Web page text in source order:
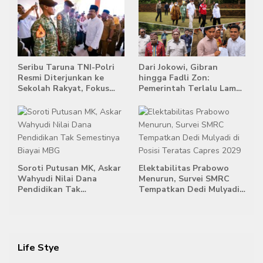
Seribu Taruna TNI-Polri
Resmi Diterjunkan ke
Sekolah Rakyat, Fokus
Kemandirian Siswa
Dari Jokowi, Gibran
hingga Fadli Zon:
Pemerintah Terlalu Lama
Stockpile Batu Bara Masih
Mengepung Candi Muaro
Jambi
Soroti Putusan MK, Askar
Wahyudi Nilai Dana
Pendidikan Tak
Elektabilitas Prabowo
Menurun, Survei SMRC
Tempatkan Dedi Mulyadi
Life Stye